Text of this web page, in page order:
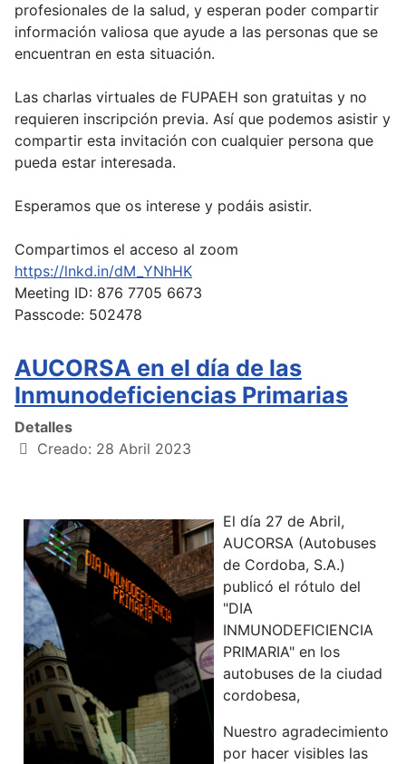
profesionales de la salud, y esperan poder compartir
información valiosa que ayude a las personas que se
encuentran en esta situación.
Las charlas virtuales de FUPAEH son gratuitas y no
requieren inscripción previa. Así que podemos asistir y
compartir esta invitación con cualquier persona que
pueda estar interesada.
Esperamos que os interese y podáis asistir.
Compartimos el acceso al zoom
https://lnkd.in/dM_YNhHK
Meeting ID: 876 7705 6673
Passcode: 502478
AUCORSA en el día de las
Inmunodeficiencias Primarias
Detalles
Creado: 28 Abril 2023
El día 27 de Abril,
AUCORSA (Autobuses
de Cordoba, S.A.)
publicó el rótulo del
"DIA
INMUNODEFICIENCIA
PRIMARIA" en los
autobuses de la ciudad
cordobesa,
Nuestro agradecimiento
por hacer visibles las